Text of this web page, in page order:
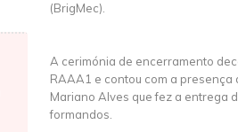
(BrigMec).
A cerimónia de encerramento
RAAA1 e contou com a presença
Mariano Alves que fez a entrega
formandos.